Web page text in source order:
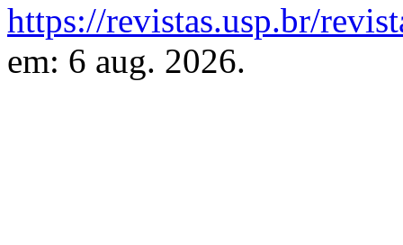
https://revistas.usp.br/
em: 6 aug. 2026.